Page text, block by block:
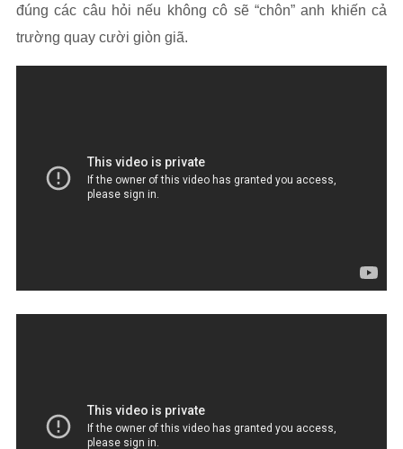
đúng các câu hỏi nếu không cô sẽ “chôn” anh khiến cả
trường quay cười giòn giã.